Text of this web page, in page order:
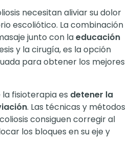
necesitan aliviar su dolor
escoliótico. La combinación
junto con laeducación
y la cirugía, es la opción
para obtener los mejores
fisioterapia es detener la
. Las técnicas y métodos
consiguen corregir al
los bloques en su eje y